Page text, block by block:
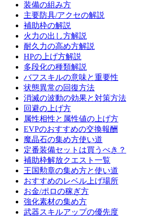
装備の組み方
主要防具/アクセの解説
補助枠の解説
火力の出し方解説
耐久力の高め方解説
HPの上げ方解説
多段化の種類解説
バフスキルの意味と重要性
状態異常の回復方法
消滅の波動の効果と対策方法
回避の上げ方
属性相性と属性値の上げ方
EVPのおすすめの交換報酬
魔晶石の集め方使い道
定番装備セットは買うべき？
補助枠解放クエスト一覧
王国勲章の集め方と使い道
おすすめのレベル上げ場所
お金/ポロの稼ぎ方
強化素材の集め方
武器スキルアップの優先度